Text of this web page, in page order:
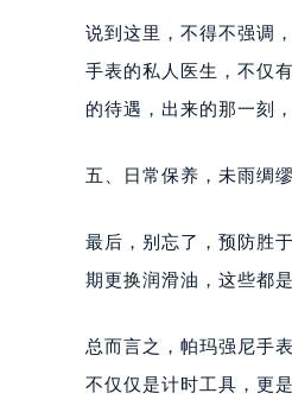
说到这里，不得不强调
手表的私人医生，不仅
的待遇，出来的那一刻
五、日常保养，未雨绸缪
最后，别忘了，预防胜
期更换润滑油，这些都
总而言之，帕玛强尼手
不仅仅是计时工具，更